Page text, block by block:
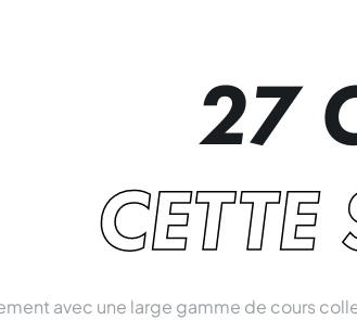
27
avec une large gamme de cours